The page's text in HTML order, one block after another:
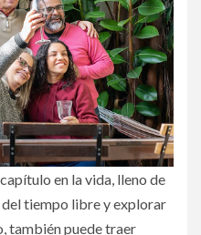
en la vida, lleno de
tiempo libre y explorar
también puede traer